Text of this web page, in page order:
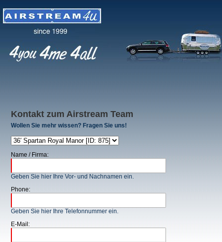
Kontakt zum Airstream Team
Wollen Sie mehr wissen? Fragen Sie uns!
Name / Firma:
Geben Sie hier Ihre Vor- und Nachnamen ein.
Phone:
Geben Sie hier Ihre Telefonnummer ein.
E-Mail: